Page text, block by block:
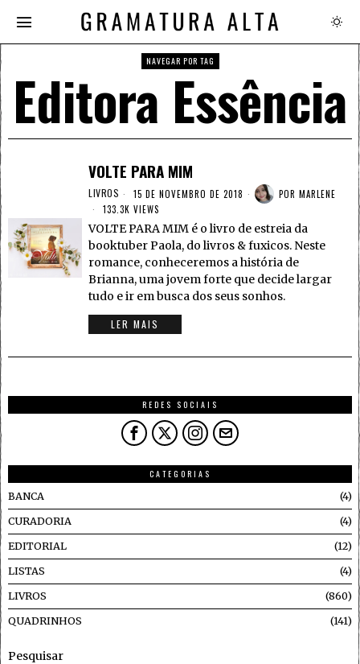
NAVEGAR POR TAG
Editora Essência
VOLTE PARA MIM
LIVROS 15 DE NOVEMBRO DE 2018 POR MARLENE
133.3K VIEWS
VOLTE PARA MIM é o livro de estreia da
booktuber Paola, do livros & fuxicos. Neste
romance, conheceremos a história de
Brianna, uma jovem forte que decide largar
tudo e ir em busca dos seus sonhos.
LER MAIS
REDES SOCIAIS
CATEGORIAS
BANCA
4
CURADORIA 4
EDITORIAL 12
LISTAS 4
LIVROS 860
QUADRINHOS 141
Pesquisar